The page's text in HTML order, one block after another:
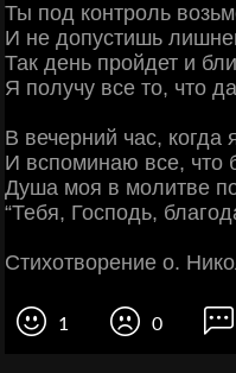
Ты под контроль
И не допустишь
Так день пройдет и
Я получу все то, что
В вечерний час,
И вспоминаю все, что
Душа моя в молитве
“Тебя, Господь,
Стихотворение о.
1 0